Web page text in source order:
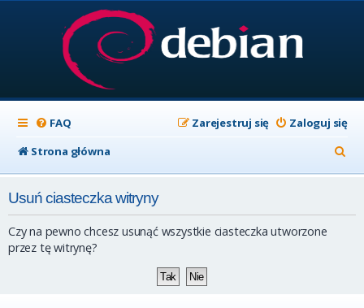
FAQ Zaloguj się
Zarejestruj się
Strona główna
z
Usuń ciasteczka witryny
Czy na pewno chcesz usunąć wszystkie ciasteczka utworzone
przez tę witrynę?